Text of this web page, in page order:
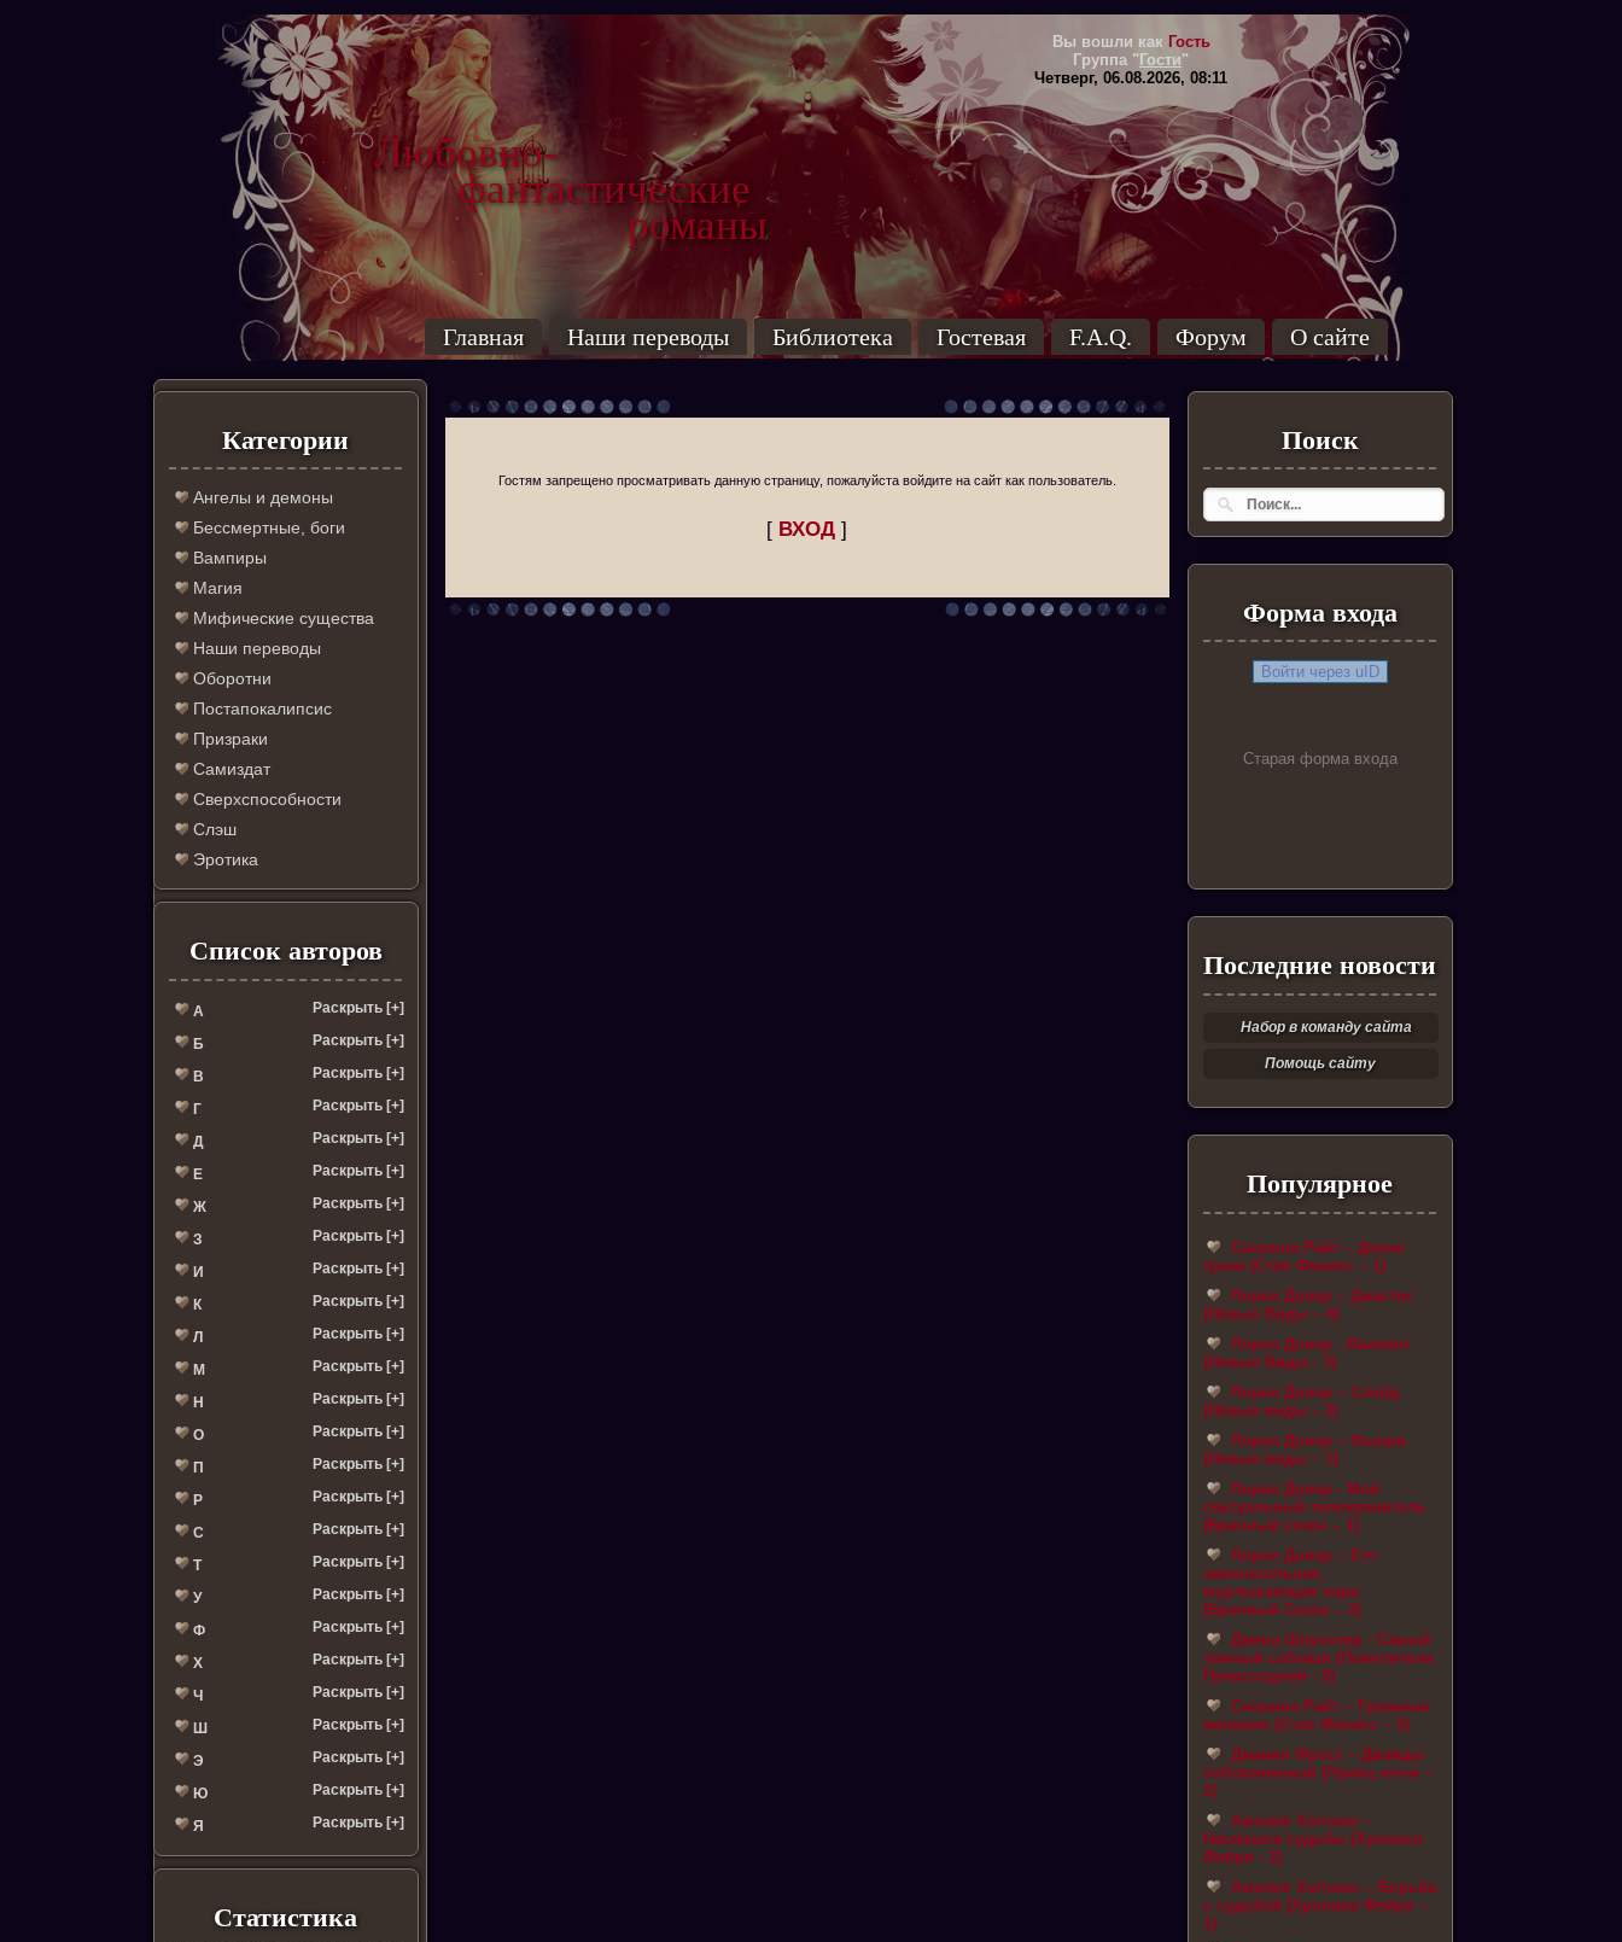
Любовно-
фантастические
романы
Вы вошли как Гость
Группа " Гости"
Четверг, 06.08.2026, 08:11
Главная Наши переводы Библиотека Гостевая F.A.Q. Форум О сайте
Категории
Ангелы и демоны
Бессмертные, боги
Вампиры
Магия
Мифические существа
Наши переводы
Оборотни
Постапокалипсис
Призраки
Самиздат
Сверхспособности
Слэш
Эротика
Список авторов
А Раскрыть [+]
Б Раскрыть [+]
В Раскрыть [+]
Г Раскрыть [+]
Д Раскрыть [+]
Е Раскрыть [+]
Ж Раскрыть [+]
З Раскрыть [+]
И Раскрыть [+]
К Раскрыть [+]
Л Раскрыть [+]
М Раскрыть [+]
Н Раскрыть [+]
О Раскрыть [+]
П Раскрыть [+]
Р Раскрыть [+]
С Раскрыть [+]
Т Раскрыть [+]
У Раскрыть [+]
Ф Раскрыть [+]
Х Раскрыть [+]
Ч Раскрыть [+]
Ш Раскрыть [+]
Э Раскрыть [+]
Ю Раскрыть [+]
Я Раскрыть [+]
Статистика
Гостям запрещено просматривать данную страницу, пожалуйста войдите на сайт как пользователь.
[ ВХОД ]
Поиск
Форма входа
Войти через uID
Старая форма входа
Последние новости
Набор в команду сайта
Помощь сайту
Популярное
Сюзанна Райт – Дикие
грехи (Стая Феникс – 1)
Лорен Донер – Джастис
(Новые Виды – 4)
Лорен Донер - Валиант
(Новые Виды - 3)
Лорен Донер – Слейд
(Новые виды – 2)
Лорен Донер – Фьюри
(Новые виды – 1)
Лорен Донер - Мой
сексуальный телохранитель
(Брачный сезон – 1)
Лорен Донер – Его
замечательная,
мурлыкающая пара
(Брачный Сезон – 2)
Джена Шоуолтер - Самый
темный соблазн (Повелители
Преисподней - 9)
Сюзанна Райт – Грешные
желания (Стая Феникс – 2)
Джанин Фрост – Дважды
соблазненный (Принц ночи –
2)
Амелия Хатчинс -
Насмешка судьбы (Хроники
Фейри - 2)
Амелия Хатчинс – Борьба
с судьбой (Хроники Фейри –
1)